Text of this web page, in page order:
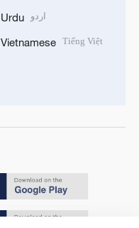
Urdu اردو
Vietnamese Tiếng Việt